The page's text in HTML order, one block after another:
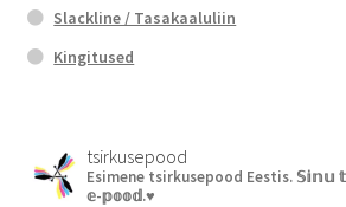
Slackline / Tasakaaluliin
Kingitused
tsirkusepood
Esimene tsirkusepood Eestis. 𝕊𝕚𝕟𝕦
𝕖-𝕡𝕠𝕠𝕕.♥︎